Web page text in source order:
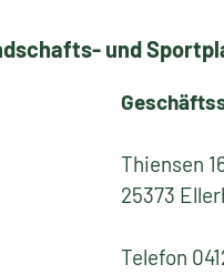
und
Thiensen
25373
Telefon